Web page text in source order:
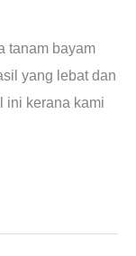
tanam bayam
yang lebat dan
ini kerana kami